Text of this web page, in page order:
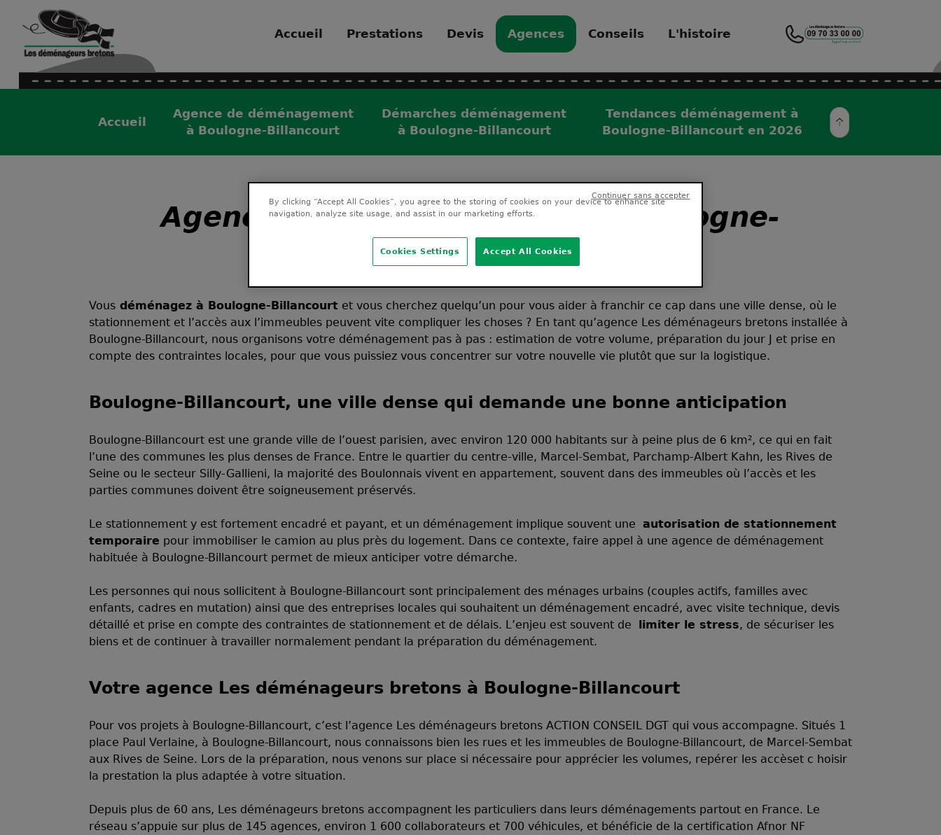
Accueil Prestations Devis Agences Conseils L'histoire
Accueil
Agence de déménagement
à Boulogne-Billancourt
Démarches déménagement
à Boulogne-Billancourt
Tendances déménagement à
Boulogne-Billancourt en 2026
Agence de déménagement à Boulogne-
Billancourt
Vous déménagez à Boulogne-Billancourt et vous cherchez quelqu’un pour vous aider à franchir ce cap dans une ville dense, où le
stationnement et l’accès aux l’immeubles peuvent vite compliquer les choses ? En tant qu’agence Les déménageurs bretons installée à
Boulogne-Billancourt, nous organisons votre déménagement pas à pas : estimation de votre volume, préparation du jour J et prise en
compte des contraintes locales, pour que vous puissiez vous concentrer sur votre nouvelle vie plutôt que sur la logistique.
Boulogne-Billancourt, une ville dense qui demande une bonne anticipation
Boulogne-Billancourt est une grande ville de l’ouest parisien, avec environ 120 000 habitants sur à peine plus de 6 km², ce qui en fait
l’une des communes les plus denses de France. Entre le quartier du centre-ville, Marcel-Sembat, Parchamp-Albert Kahn, les Rives de
Seine ou le secteur Silly-Gallieni, la majorité des Boulonnais vivent en appartement, souvent dans des immeubles où l’accès et les
parties communes doivent être soigneusement préservés.
Le stationnement y est fortement encadré et payant, et un déménagement implique souvent une autorisation de stationnement
temporaire pour immobiliser le camion au plus près du logement. Dans ce contexte, faire appel à une agence de déménagement
habituée à Boulogne-Billancourt permet de mieux anticiper votre démarche.
Les personnes qui nous sollicitent à Boulogne-Billancourt sont principalement des ménages urbains (couples actifs, familles avec
enfants, cadres en mutation) ainsi que des entreprises locales qui souhaitent un déménagement encadré, avec visite technique, devis
détaillé et prise en compte des contraintes de stationnement et de délais. L’enjeu est souvent de
limiter le stress, de sécuriser les
biens et de continuer à travailler normalement pendant la préparation du déménagement.
Votre agence Les déménageurs bretons à Boulogne-Billancourt
Pour vos projets à Boulogne-Billancourt, c’est l’agence Les déménageurs bretons ACTION CONSEIL DGT qui vous accompagne. Situés 1
place Paul Verlaine, à Boulogne-Billancourt, nous connaissons bien les rues et les immeubles de Boulogne-Billancourt, de Marcel-Sembat
aux Rives de Seine. Lors de la préparation, nous venons sur place si nécessaire pour apprécier les volumes, repérer les accèset c hoisir
la prestation la plus adaptée à votre situation.
Depuis plus de 60 ans, Les déménageurs bretons accompagnent les particuliers dans leurs déménagements partout en France. Le
réseau s’appuie sur plus de 145 agences, environ 1 600 collaborateurs et 700 véhicules, et bénéficie de la certification Afnor NF
By clicking “Accept All Cookies”, you agree to the storing of cookies on your device to enhance site
navigation, analyze site usage, and assist in our marketing efforts.
Accept All Cookies
Cookies Settings